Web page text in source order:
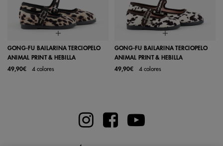
GONG-FU BAILARINA TERCIOPELO
ANIMAL PRINT & HEBILLA
49,90€
4 colores
GONG-FU BAILARINA TERCIOPELO
ANIMAL PRINT & HEBILLA
49,90€
4 colores